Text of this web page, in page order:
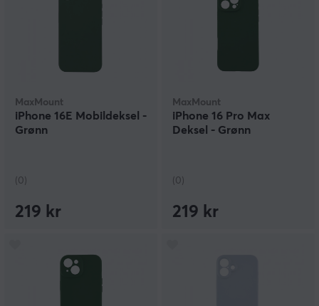
MaxMount
iPhone 16E Mobildeksel -
Grønn
(0)
219 kr
MaxMount
iPhone 16 Pro Max
Deksel - Grønn
(0)
219 kr